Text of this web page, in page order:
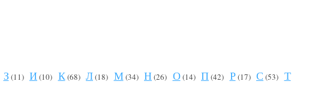
З(11) И(10) К(68) Л(18) М(34) Н(26) О(14) П(42) Р(17) С (53) Т